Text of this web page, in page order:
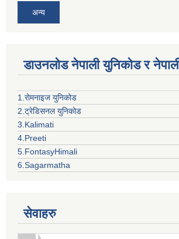
अन्य
डाउनलोड नेपाली युनिकोड र
1.रोमनाइज युनिकोड
2.ट्रेडिसनल युनिकोड
3.Kalimati
4.Preeti
5.FontasyHimali
6.Sagarmatha
सेवाहरु